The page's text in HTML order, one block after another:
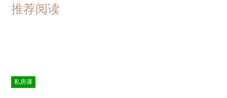
推荐阅读
私房课